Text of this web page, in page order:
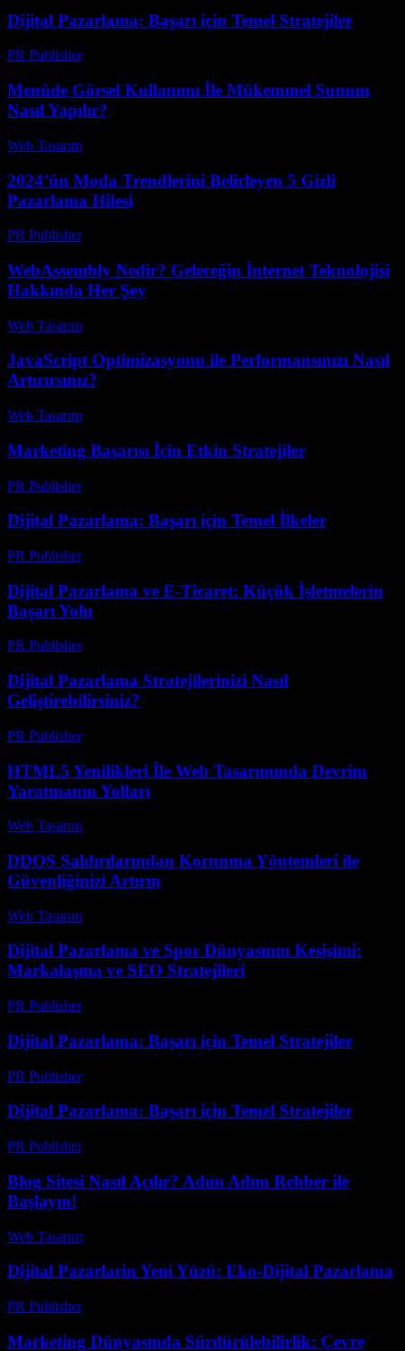
Dijital Pazarlama: Başarı için Temel Stratejiler
PR Publisher-
Menüde Görsel Kullanımı İle Mükemmel Sunum
Nasıl Yapılır?
Web Tasarım
2024’ün Moda Trendlerini Belirleyen 5 Gizli
Pazarlama Hilesi
PR Publisher-
WebAssembly Nedir? Geleceğin İnternet Teknolojisi
Hakkında Her Şey
Web Tasarım
JavaScript Optimizasyonu ile Performansınızı Nasıl
Artırırsınız?
Web Tasarım
Marketing Başarısı İçin Etkin Stratejiler
PR Publisher-
Dijital Pazarlama: Başarı için Temel İlkeler
PR Publisher-
Dijital Pazarlama ve E-Ticaret: Küçük İşletmelerin
Başarı Yolu
PR Publisher-
Dijital Pazarlama Stratejilerinizi Nasıl
Geliştirebilirsiniz?
PR Publisher-
HTML5 Yenilikleri İle Web Tasarımında Devrim
Yaratmanın Yolları
Web Tasarım
DDOS Saldırılarından Korunma Yöntemleri ile
Güvenliğinizi Artırın
Web Tasarım
Dijital Pazarlama ve Spor Dünyasının Kesişimi:
Markalaşma ve SEO Stratejileri
PR Publisher-
Dijital Pazarlama: Başarı için Temel Stratejiler
PR Publisher-
Dijital Pazarlama: Başarı için Temel Stratejiler
PR Publisher-
Blog Sitesi Nasıl Açılır? Adım Adım Rehber ile
Başlayın!
Web Tasarım
Dijital Pazarlarin Yeni Yüzü: Eko-Dijital Pazarlama
PR Publisher-
Marketing Dünyasında Sürdürülebilirlik: Çevre